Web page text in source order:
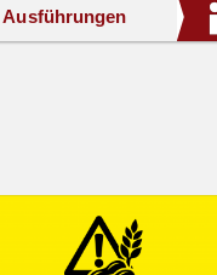
Ausführungen